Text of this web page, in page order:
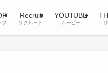
プ
Recruit
リクルート
YOUTUBE
ムービー